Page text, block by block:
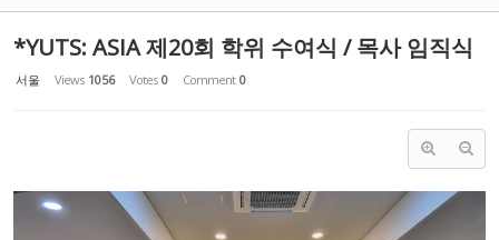
*YUTS: ASIA 제20회 학위 수여식 / 목사 임직식
서울 Views 1056 Votes 0 Comment 0